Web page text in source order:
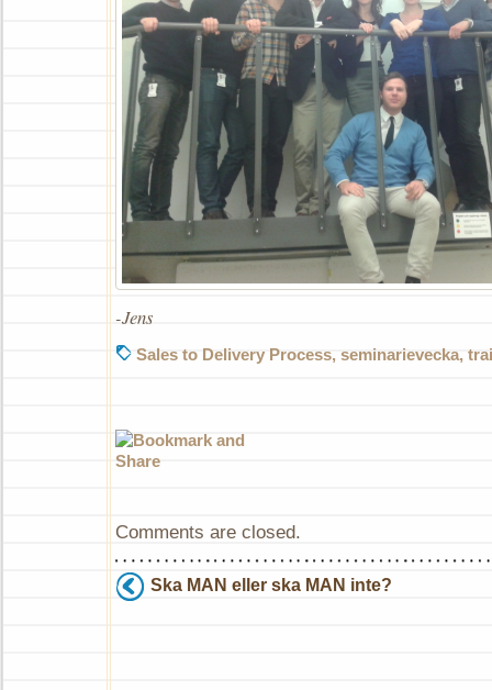
-Jens
Sales to Delivery Process, seminarievecka,
Comments are closed.
Ska MAN eller ska MAN inte?